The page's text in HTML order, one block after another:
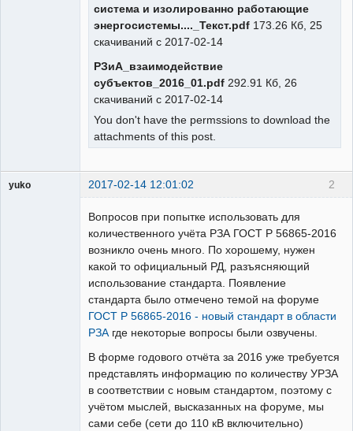
система и изолированно работающие
энергосистемы...._Текст.pdf 173.26 Кб, 25
скачиваний с 2017-02-14
РЗиА_взаимодействие
субъектов_2016_01.pdf 292.91 Кб, 26
скачиваний с 2017-02-14
You don't have the permssions to download the
attachments of this post.
2
yuko 2017-02-14 12:01:02
Вопросов при попытке использовать для
количественного учёта РЗА ГОСТ Р 56865-2016
возникло очень много. По хорошему, нужен
какой то официальный РД, разъясняющий
использование стандарта. Появление
стандарта было отмечено темой на форуме
ГОСТ Р 56865-2016 - новый стандарт в области
РЗАгде некоторые вопросы были озвучены.
В форме годового отчёта за 2016 уже требуется
представлять информацию по количеству УРЗА
в соответствии с новым стандартом, поэтому с
учётом мыслей, высказанных на форуме, мы
сами себе (сети до 110 кВ включительно)